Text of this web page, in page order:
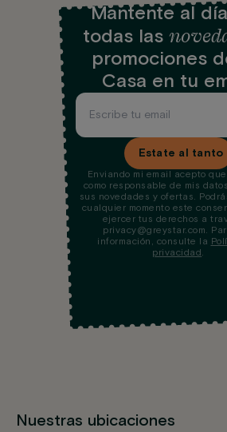
Mantente al
todas las
promociones
Casa en tu
Estate al tanto
Enviando mi email acepto
como responsable de mis
sus novedades y ofertas.
cualquier momento este
ejercer tus derechos a
privacy@greystar.com.
información, consulte la
privacidad.
Nuestras ubicaciones